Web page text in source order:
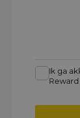
Ik ga
Reward